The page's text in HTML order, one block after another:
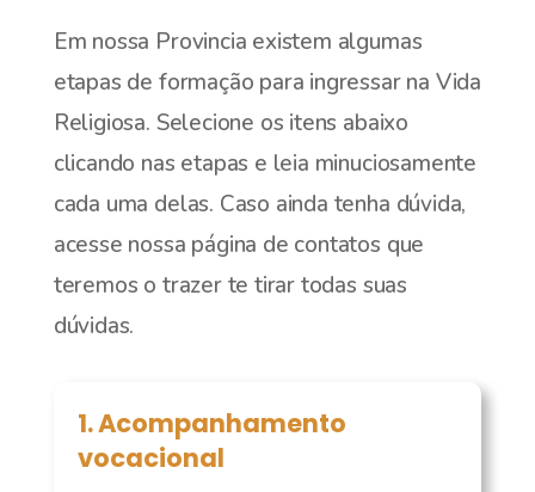
Em nossa Provincia existem algumas
etapas de formação para ingressar na Vida
Religiosa. Selecione os itens abaixo
clicando nas etapas e leia minuciosamente
cada uma delas. Caso ainda tenha dúvida,
acesse nossa página de contatos que
teremos o trazer te tirar todas suas
dúvidas.
1. Acompanhamento
vocacional